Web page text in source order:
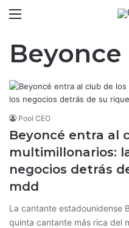
Beyonce
Pool CEO
Beyoncé entra al
multimillonarios:
negocios detrás
mdd
La cantante estadounidense
quinta cantante más rica del